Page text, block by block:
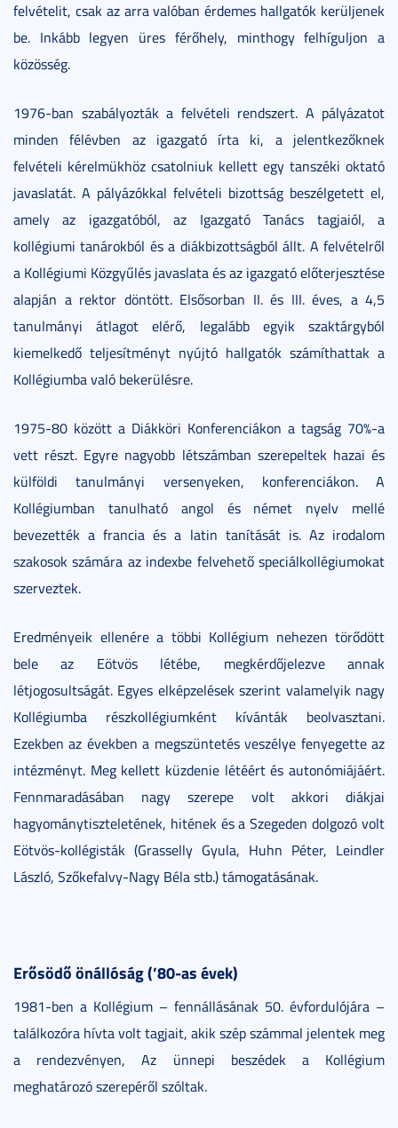
felvételit, csak az arra valóban érdemes hallgatók kerüljenek
be. Inkább legyen üres férőhely, minthogy felhíguljon a
közösség.
1976-ban szabályozták a felvételi rendszert. A pályázatot
minden félévben az igazgató írta ki, a jelentkezőknek
felvételi kérelmükhöz csatolniuk kellett egy tanszéki oktató
javaslatát. A pályázókkal felvételi bizottság beszélgetett el,
amely az igazgatóból, az Igazgató Tanács tagjaiól, a
kollégiumi tanárokból és a diákbizottságból állt. A felvételről
a Kollégiumi Közgyűlés javaslata és az igazgató előterjesztése
alapján a rektor döntött. Elsősorban II. és III. éves, a 4,5
tanulmányi átlagot elérő, legalább egyik szaktárgyból
kiemelkedő teljesítményt nyújtó hallgatók számíthattak a
Kollégiumba való bekerülésre.
1975-80 között a Diákköri Konferenciákon a tagság 70%-a
vett részt. Egyre nagyobb létszámban szerepeltek hazai és
külföldi tanulmányi versenyeken, konferenciákon. A
Kollégiumban tanulható angol és német nyelv mellé
bevezették a francia és a latin tanítását is. Az irodalom
szakosok számára az indexbe felvehető speciálkollégiumokat
szerveztek.
Eredményeik ellenére a többi Kollégium nehezen törődött
bele az Eötvös létébe, megkérdőjelezve annak
létjogosultságát. Egyes elképzelések szerint valamelyik nagy
Kollégiumba részkollégiumként kívánták beolvasztani.
Ezekben az években a megszüntetés veszélye fenyegette az
intézményt. Meg kellett küzdenie létéért és autonómiájáért.
Fennmaradásában nagy szerepe volt akkori diákjai
hagyománytiszteletének, hitének és a Szegeden dolgozó volt
Eötvös-kollégisták (Grasselly Gyula, Huhn Péter, Leindler
László, Szőkefalvy-Nagy Béla stb.) támogatásának.
Erősödő önállóság (’80-as évek)
1981-ben a Kollégium – fennállásának 50. évfordulójára –
találkozóra hívta volt tagjait, akik szép számmal jelentek meg
a rendezvényen, Az ünnepi beszédek a Kollégium
meghatározó szerepéről szóltak.